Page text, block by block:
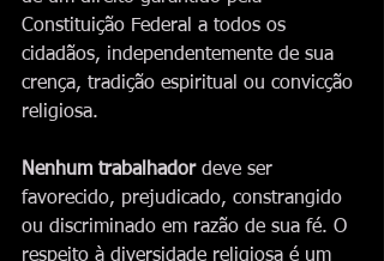
Constituição Federal a todos os
cidadãos, independentemente de sua
crença, tradição espiritual ou convicção
religiosa.
Nenhum trabalhador deve ser
favorecido, prejudicado, constrangido
ou discriminado em razão de sua fé. O
respeito à diversidade religiosa é um